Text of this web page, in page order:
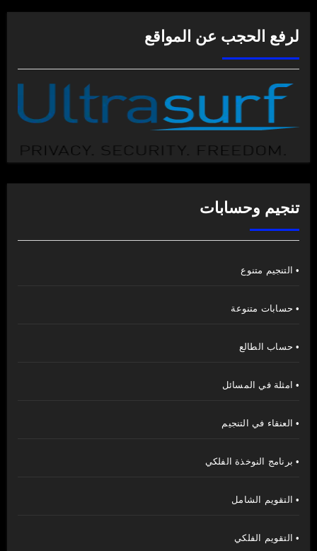
لرفع الحجب عن المواقع
تنجيم وحسابات
• التنجيم متنوع
• حسابات متنوعة
• حساب الطالع
• امثلة في المسائل
• العنقاء في التنجيم
• برنامج النوخذة الفلكي
• التقويم الشامل
• التقويم الفلكي